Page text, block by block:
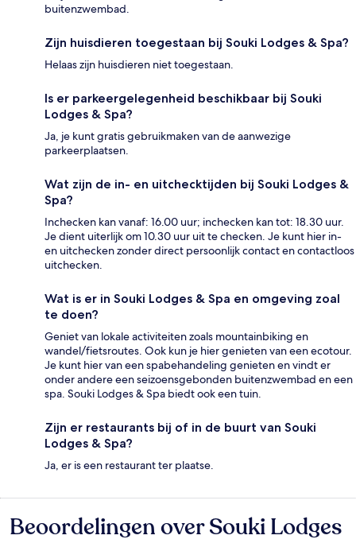
buitenzwembad.
Zijn huisdieren toegestaan bij Souki Lodges & Spa?
Helaas zijn huisdieren niet toegestaan.
Is er parkeergelegenheid beschikbaar bij Souki
Lodges & Spa?
Ja, je kunt gratis gebruikmaken van de aanwezige
parkeerplaatsen.
Wat zijn de in- en uitchecktijden bij Souki Lodges &
Spa?
Inchecken kan vanaf: 16.00 uur; inchecken kan tot: 18.30 uur.
Je dient uiterlijk om 10.30 uur uit te checken. Je kunt hier in-
en uitchecken zonder direct persoonlijk contact en contactloos
uitchecken.
Wat is er in Souki Lodges & Spa en omgeving zoal
te doen?
Geniet van lokale activiteiten zoals mountainbiking en
wandel/fietsroutes. Ook kun je hier genieten van een ecotour.
Je kunt hier van een spabehandeling genieten en vindt er
onder andere een seizoensgebonden buitenzwembad en een
spa. Souki Lodges & Spa biedt ook een tuin.
Zijn er restaurants bij of in de buurt van Souki
Lodges & Spa?
Ja, er is een restaurant ter plaatse.
Beoordelingen
Beoordelingen over Souki Lodges